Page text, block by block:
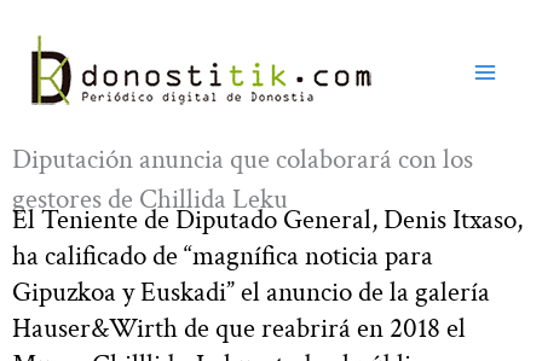
contenido
Diputación anuncia que colaborará con los
gestores de Chillida Leku
El Teniente de Diputado General, Denis Itxaso,
ha calificado de “magnífica noticia para
Gipuzkoa y Euskadi” el anuncio de la galería
Hauser&Wirth de que reabrirá en 2018 el